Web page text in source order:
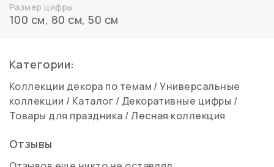
Размер цифры
100 см, 80 см,50 см
Категории:
Коллекции декора по темам /Универсальные
коллекции / Каталог / Декоративные цифры /
Товары для праздника /Лесная коллекция
Отзывы